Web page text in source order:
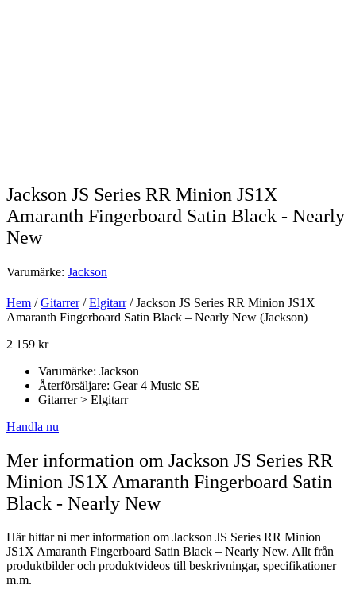
Jackson JS Series RR Minion JS1X
Amaranth Fingerboard Satin Black - Nearly
New
Varumärke: Jackson
Hem /Gitarrer/Elgitarr/ Jackson JS Series RR Minion JS1X
Amaranth Fingerboard Satin Black – Nearly New (Jackson)
2 159 kr
Varumärke: Jackson
Återförsäljare: Gear 4 Music SE
Gitarrer > Elgitarr
Handla nu
Mer information om Jackson JS Series RR
Minion JS1X Amaranth Fingerboard Satin
Black - Nearly New
Här hittar ni mer information om Jackson JS Series RR Minion
JS1X Amaranth Fingerboard Satin Black – Nearly New. Allt från
produktbilder och produktvideos till beskrivningar, specifikationer
m.m.